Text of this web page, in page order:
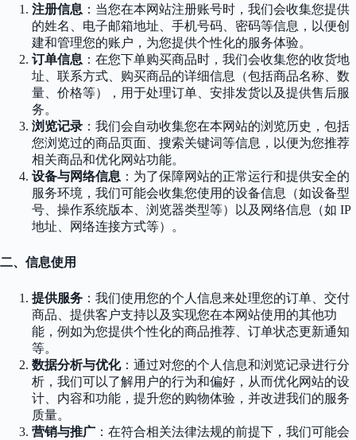
注册信息 ：当您在本网站注册账号时，我们会收集您提供
的姓名、电子邮箱地址、手机号码、密码等信息，以便创
建和管理您的账户，为您提供个性化的服务体验。
订单信息 ：在您下单购买商品时，我们会收集您的收货地
址、联系方式、购买商品的详细信息（包括商品名称、数
量、价格等），用于处理订单、安排发货以及提供售后服
务。
浏览记录 ：我们会自动收集您在本网站的浏览历史，包括
您浏览过的商品页面、搜索关键词等信息，以便为您推荐
相关商品和优化网站功能。
设备与网络信息 ：为了保障网站的正常运行和提供安全的
服务环境，我们可能会收集您使用的设备信息（如设备型
号、操作系统版本、浏览器类型等）以及网络信息（如 IP
地址、网络连接方式等）。
二、信息使用
提供服务 ：我们使用您的个人信息来处理您的订单、交付
商品、提供客户支持以及实现您在本网站使用的其他功
能，例如为您提供个性化的商品推荐、订单状态更新通知
等。
数据分析与优化：通过对您的个人信息和浏览记录进行分
析，我们可以了解用户的行为和偏好，从而优化网站的设
计、内容和功能，提升您的购物体验，并改进我们的服务
质量。
营销与推广 ：在符合相关法律法规的前提下，我们可能会